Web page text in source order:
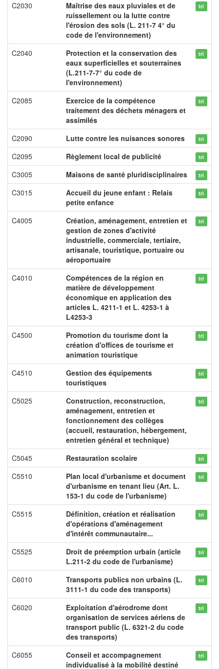
C2030
Maîtrise des eaux pluviales et de
ruissellement ou la lutte contre
l'érosion des sols (L. 211-7 4° du
code de l'environnement)
tri
C2040
Protection et la conservation des
eaux superficielles et souterraines
(L.211-7-7° du code de
l'environnement)
tri
C2085
Exercice de la compétence
traitement des déchets ménagers et
assimilés
tri
C2090 Lutte contre les nuisances sonores tri
C2095 Règlement local de publicité tri
C3005 Maisons de santé pluridisciplinaires tri
C3015
Accueil du jeune enfant : Relais
petite enfance
tri
C4005
Création, aménagement, entretien et
gestion de zones d'activité
industrielle, commerciale, tertiaire,
artisanale, touristique, portuaire ou
aéroportuaire
tri
C4010
Compétences de la région en
matière de développement
économique en application des
articles L. 4211-1 et L. 4253-1 à
L4253-3
tri
C4500
Promotion du tourisme dont la
création d'offices de tourisme et
animation touristique
tri
C4510
Gestion des équipements
touristiques
tri
C5025
Construction, reconstruction,
aménagement, entretien et
fonctionnement des collèges
(accueil, restauration, hébergement,
entretien général et technique)
tri
C5045 Restauration scolaire tri
C5510
Plan local d'urbanisme et document
d'urbanisme en tenant lieu (Art. L.
153-1 du code de l'urbanisme)
tri
C5515
Définition, création et réalisation
d'opérations d'aménagement
d'intérêt communautaire...
tri
C5525
Droit de préemption urbain (article
L.211-2 du code de l'urbanisme)
tri
C6010
Transports publics non urbains (L.
3111-1 du code des transports)
tri
C6020
Exploitation d'aérodrome dont
organisation de services aériens de
transport public (L. 6321-2 du code
des transports)
tri
C6055
Conseil et accompagnement
individualisé à la mobilité destiné
tri